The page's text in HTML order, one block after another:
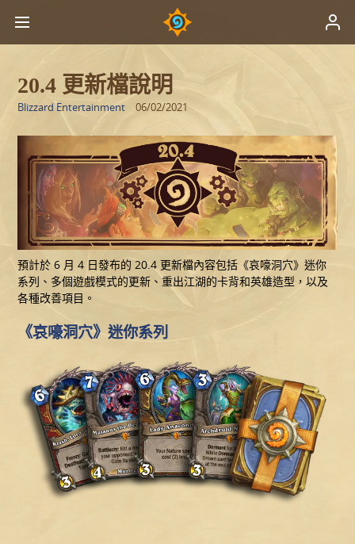
20.4 更新檔說明
Blizzard Entertainment 06/02/2021
預計於 6 月 4 日發布的 20.4 更新檔內容包括《哀嚎洞穴》迷你
系列、多個遊戲模式的更新、重出江湖的卡背和英雄造型，以及
各種改善項目。
《哀嚎洞穴》迷你系列